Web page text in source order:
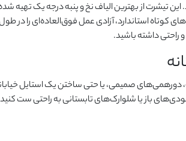
این تیشرت از بهترین الیاف نخ و پنبه درجه
کوتاه استاندارد، آزادی عمل فوق‌العاده‌ای را
داشته باشید.
باز یا شلوارک‌های تابستانی به راحتی ست